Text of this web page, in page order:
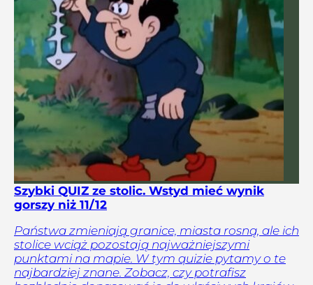
Szybki QUIZ ze stolic. Wstyd mieć wynik
gorszy niż 11/12
Państwa zmieniają granice, miasta rosną, ale ich
stolice wciąż pozostają najważniejszymi
punktami na mapie. W tym quizie pytamy o te
najbardziej znane. Zobacz, czy potrafisz